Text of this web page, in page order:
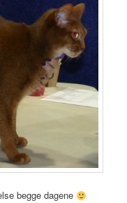
begge dagene